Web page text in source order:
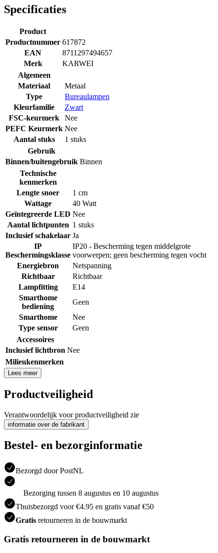
Specificaties
Product
Productnummer 617872
EAN
8711297494657
Merk
KARWEI
Algemeen
Materiaal
Metaal
Type
Bureaulampen
Kleurfamilie
Zwart
FSC-keurmerk
Nee
PEFC Keurmerk Nee
Aantal stuks
1 stuks
Gebruik
Binnen/buitengebruik Binnen
Technische
kenmerken
Lengte snoer
1 cm
Wattage
40 Watt
Geïntegreerde LED Nee
Aantal lichtpunten 1 stuks
Inclusief schakelaar Ja
IP
Beschermingsklasse
IP20 - Bescherming tegen middelgrote
voorwerpen; geen bescherming tegen vocht
Energiebron
Netspanning
Richtbaar
Richtbaar
Lampfitting
E14
Smarthome
bediening
Geen
Smarthome
Nee
Type sensor
Geen
Accessoires
Inclusief lichtbron Nee
Milieukenmerken
Lees meer
Productveiligheid
Verantwoordelijk voor productveiligheid zie
informatie over de fabrikant
Bestel- en bezorginformatie
Bezorgd door PostNL
Bezorging tussen 8 augustus en 10 augustus
Thuisbezorgd voor €4.95 en gratis vanaf €50
Gratis retourneren in de bouwmarkt
Gratis retourneren in de bouwmarkt